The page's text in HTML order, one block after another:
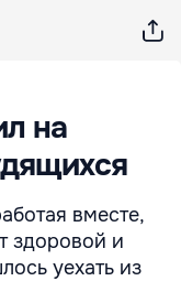
на
вместе,
здоровой и
уехать из